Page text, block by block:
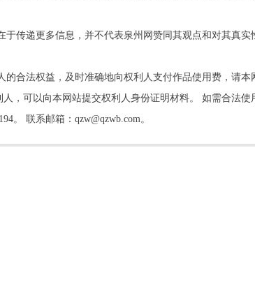
传递更多信息，并不代表泉州网赞同其观点和对其真实
合法权益，及时准确地向权利人支付作品使用费，请本
，可以向本网站提交权利人身份证明材料。 如需合法使
。 联系邮箱：qzw@qzwb.com。